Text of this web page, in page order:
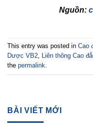
BÀI VIẾT MỚI
Nguồn:
This entry was posted in Cao
Dược VB2, Liên thông Cao
the permalink.